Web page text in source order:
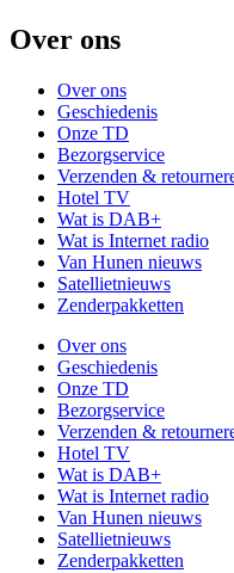
Over ons
Over ons
Geschiedenis
Onze TD
Bezorgservice
Verzenden &
Hotel TV
Wat is DAB+
Wat is Internet radio
Van Hunen nieuws
Satellietnieuws
Zenderpakketten
Over ons
Geschiedenis
Onze TD
Bezorgservice
Verzenden &
Hotel TV
Wat is DAB+
Wat is Internet radio
Van Hunen nieuws
Satellietnieuws
Zenderpakketten